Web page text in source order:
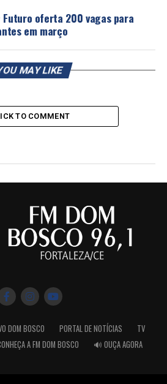
oferta 200 vagas para
em março
MAY LIKE
TO COMMENT
DOM BOSCO PORTAL DE NOTÍCIAS
TV
A FM DOM BOSCO 🔊 OUÇA AGORA